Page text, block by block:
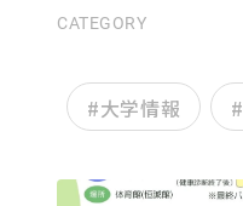
CATEGORY
#大学情報 #